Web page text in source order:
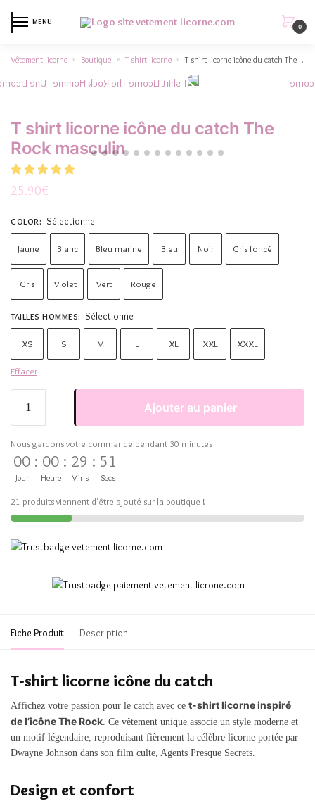
MENU
0
Vêtement licorne » Boutique » T shirt licorne » T shirt licorne icône du catch The Rock masculin
T shirt licorne icône du catch The
Rock masculin
25.90€
COLOR: Sélectionne
Jaune Blanc Bleu marine Bleu Noir Gris foncé
Gris Violet Vert Rouge
TAILLES HOMMES: Sélectionne
XS S M L XL XXL XXXL
Effacer
Ajouter au panier
Nous gardons votre commande pendant 30 minutes
00
Jour
: 00
Heure
: 29
Mins
: 50
Secs
21 produits viennent d'être ajouté sur la boutique !
Fiche Produit Description
T-shirt licorne icône du catch
Affichez votre passion pour le catch avec ce t-shirt licorne inspiré
de l’icône The Rock. Ce vêtement unique associe un style moderne et
un motif légendaire, reproduisant fièrement la célèbre licorne portée par
Dwayne Johnson dans son film culte, Agents Presque Secrets.
Design et confort